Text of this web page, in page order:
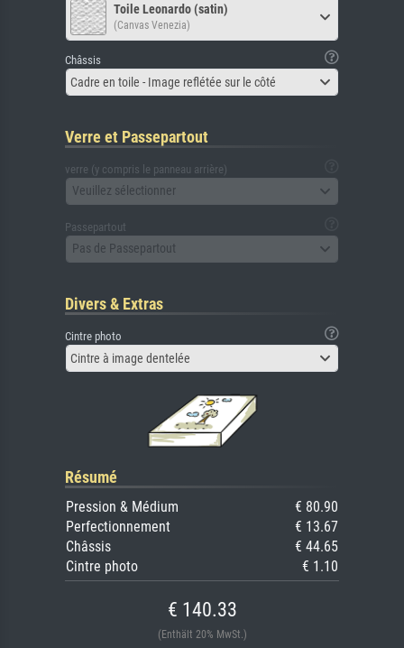
Toile Leonardo (satin)
(Canvas Venezia)
Châssis
Cadre en toile - Image reflétée sur le côté
Verre et Passepartout
verre (y compris le panneau arrière)
Veuillez sélectionner
Passepartout
Pas de Passepartout
Divers & Extras
Cintre photo
Cintre à image dentelée
Résumé
Pression & Médium
€ 80.90
Perfectionnement
€ 13.67
Châssis
€ 44.65
Cintre photo
€ 1.10
€ 140.33
(Enthält 20% MwSt.)